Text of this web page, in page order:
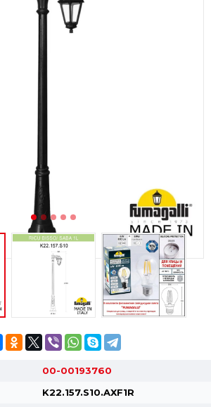
00-00193760
K22.157.S10.AXF1R